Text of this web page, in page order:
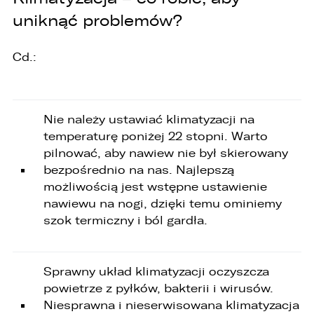
uniknąć problemów?
Cd.:
Nie należy ustawiać klimatyzacji na
temperaturę poniżej 22 stopni. Warto
pilnować, aby nawiew nie był skierowany
bezpośrednio na nas. Najlepszą
możliwością jest wstępne ustawienie
nawiewu na nogi, dzięki temu ominiemy
szok termiczny i ból gardła.
Sprawny układ klimatyzacji oczyszcza
powietrze z pyłków, bakterii i wirusów.
Niesprawna i nieserwisowana klimatyzacja
prawa,
konieczność przetwarzania danych (podmioty
przetwarzające).
1. Państwa dane będą przechowywane przez
Administratora przez okres nie dłuższy niż
wymagają tego przepisy prawa lub do czasu
cofnięcia wcześniej udzielonej przez Państwa
zgody.
2. Posiadają Państwo prawo do żądania od
przetwarzania, a także prawo sprzeciwu,
żądania zaprzestania przetwarzania i
przenoszenia danych, jak również prawo do
cofnięcia zgody w dowolnym momencie bez